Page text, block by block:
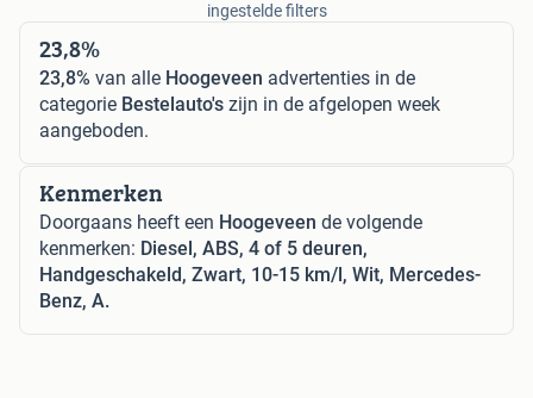
ingestelde filters
23,8%
23,8% van alle Hoogeveen advertenties in de
categorie Bestelauto's zijn in de afgelopen week
aangeboden.
Kenmerken
Doorgaans heeft een Hoogeveen de volgende
kenmerken: Diesel, ABS, 4 of 5 deuren,
Handgeschakeld, Zwart, 10-15 km/l, Wit, Mercedes-
Benz, A.